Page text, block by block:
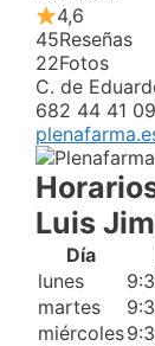
4,6
45Reseñas
22Fotos
C. de
682 44 41 09
Luis
Día
lunes
martes
miércoles